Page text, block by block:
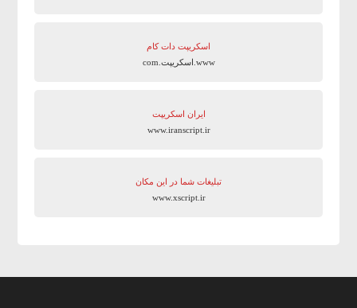
اسکریپت دات کام
www.اسکریپت.com
ایران اسکریپت
www.iranscript.ir
تبلیغات شما در این مکان
www.xscript.ir